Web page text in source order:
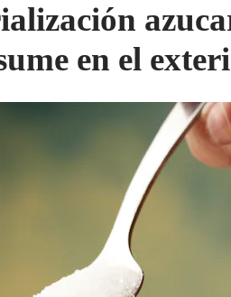
en el